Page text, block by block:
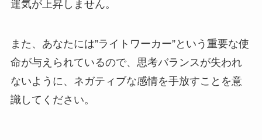
運気が上昇しません。
また、あなたには”ライトワーカー”という重要な使
命が与えられているので、思考バランスが失われ
ないように、ネガティブな感情を手放すことを意
識してください。